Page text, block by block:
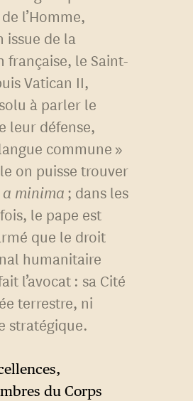
l’Homme,
issue de la
française, le Saint-
Vatican II,
à parler le
leur défense,
commune »
on puisse trouver
a minima ; dans les
le pape est
que le droit
humanitaire
l’avocat : sa Cité
terrestre, ni
stratégique.
du Corps